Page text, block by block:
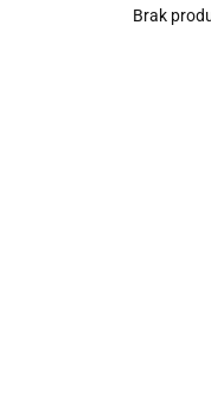
Brak